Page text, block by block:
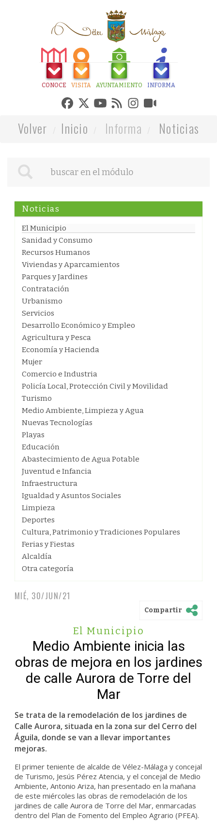
CONOCE VISITA AYUNTAMIENTO INFORMA
Volver Inicio Informa Noticias
Noticias
El Municipio
Sanidad y Consumo
Recursos Humanos
Viviendas y Aparcamientos
Parques y Jardines
Contratación
Urbanismo
Servicios
Desarrollo Económico y Empleo
Agricultura y Pesca
Economía y Hacienda
Mujer
Comercio e Industria
Policía Local, Protección Civil y Movilidad
Turismo
Medio Ambiente, Limpieza y Agua
Nuevas Tecnologías
Playas
Educación
Abastecimiento de Agua Potable
Juventud e Infancia
Infraestructura
Igualdad y Asuntos Sociales
Limpieza
Deportes
Cultura, Patrimonio y Tradiciones Populares
Ferias y Fiestas
Alcaldía
Otra categoría
MIÉ, 30/JUN/21
Compartir
El Municipio
Medio Ambiente inicia las
obras de mejora en los jardines
de calle Aurora de Torre del
Mar
Se trata de la remodelación de los jardines de
Calle Aurora, situada en la zona sur del Cerro del
Águila, donde se van a llevar importantes
mejoras.
El primer teniente de alcalde de Vélez-Málaga y concejal
de Turismo, Jesús Pérez Atencia, y el concejal de Medio
Ambiente, Antonio Ariza, han presentado en la mañana
de este miércoles las obras de remodelación de los
jardines de calle Aurora de Torre del Mar, enmarcadas
dentro del Plan de Fomento del Empleo Agrario (PFEA).